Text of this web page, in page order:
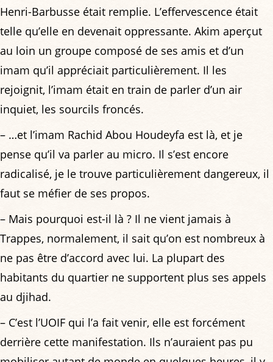
Henri-Barbusse était remplie. L’effervescence était
telle qu’elle en devenait oppressante. Akim aperçut
au loin un groupe composé de ses amis et d’un
imam qu’il appréciait particulièrement. Il les
rejoignit, l’imam était en train de parler d’un air
inquiet, les sourcils froncés.
– …et l’imam Rachid Abou Houdeyfa est là, et je
pense qu’il va parler au micro. Il s’est encore
radicalisé, je le trouve particulièrement dangereux, il
faut se méfier de ses propos.
– Mais pourquoi est-il là ? Il ne vient jamais à
Trappes, normalement, il sait qu’on est nombreux à
ne pas être d’accord avec lui. La plupart des
habitants du quartier ne supportent plus ses appels
au djihad.
– C’est l’UOIF qui l’a fait venir, elle est forcément
derrière cette manifestation. Ils n’auraient pas pu